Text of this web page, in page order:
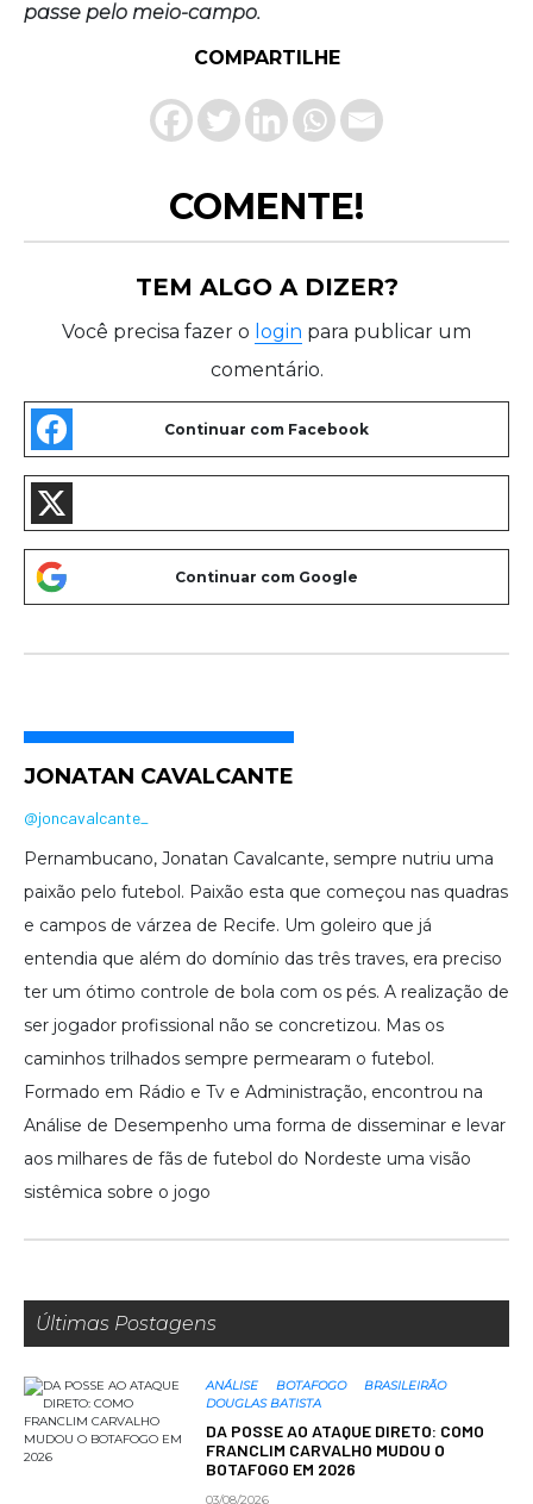
passe pelo meio-campo.
COMPARTILHE
COMENTE!
TEM ALGO A DIZER?
Você precisa fazer o login para publicar um
comentário.
JONATAN CAVALCANTE
@joncavalcante_
Pernambucano, Jonatan Cavalcante, sempre nutriu uma
paixão pelo futebol. Paixão esta que começou nas quadras
e campos de várzea de Recife. Um goleiro que já
entendia que além do domínio das três traves, era preciso
ter um ótimo controle de bola com os pés. A realização de
ser jogador profissional não se concretizou. Mas os
caminhos trilhados sempre permearam o futebol.
Formado em Rádio e Tv e Administração, encontrou na
Análise de Desempenho uma forma de disseminar e levar
aos milhares de fãs de futebol do Nordeste uma visão
sistêmica sobre o jogo
Últimas Postagens
ANÁLISE BOTAFOGO
BRASILEIRÃO
DOUGLAS BATISTA
DA POSSE AO ATAQUE DIRETO: COMO
FRANCLIM CARVALHO MUDOU O
BOTAFOGO EM 2026
03/08/2026